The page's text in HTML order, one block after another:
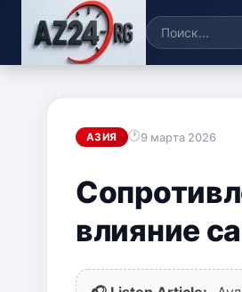
АЗИЯ 9 марта 2026
влияние